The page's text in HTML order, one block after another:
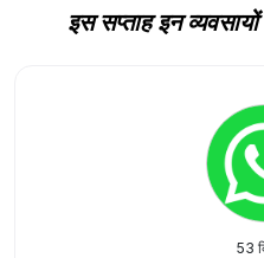
इस सप्ताह इन
53